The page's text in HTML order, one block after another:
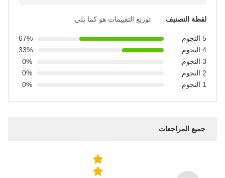
لقطة التصنيف توزيع التقييمات هو كما يلي
5 النجوم
67%
4 النجوم
33%
3 النجوم
0%
2 النجوم
0%
1 النجوم
0%
جميع المراجعات